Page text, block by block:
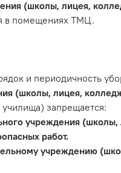
(школы, лицея,
в помещениях ТМЦ.
и периодичность
(школы, лицея,
запрещается:
учреждения
работ.
учреждению